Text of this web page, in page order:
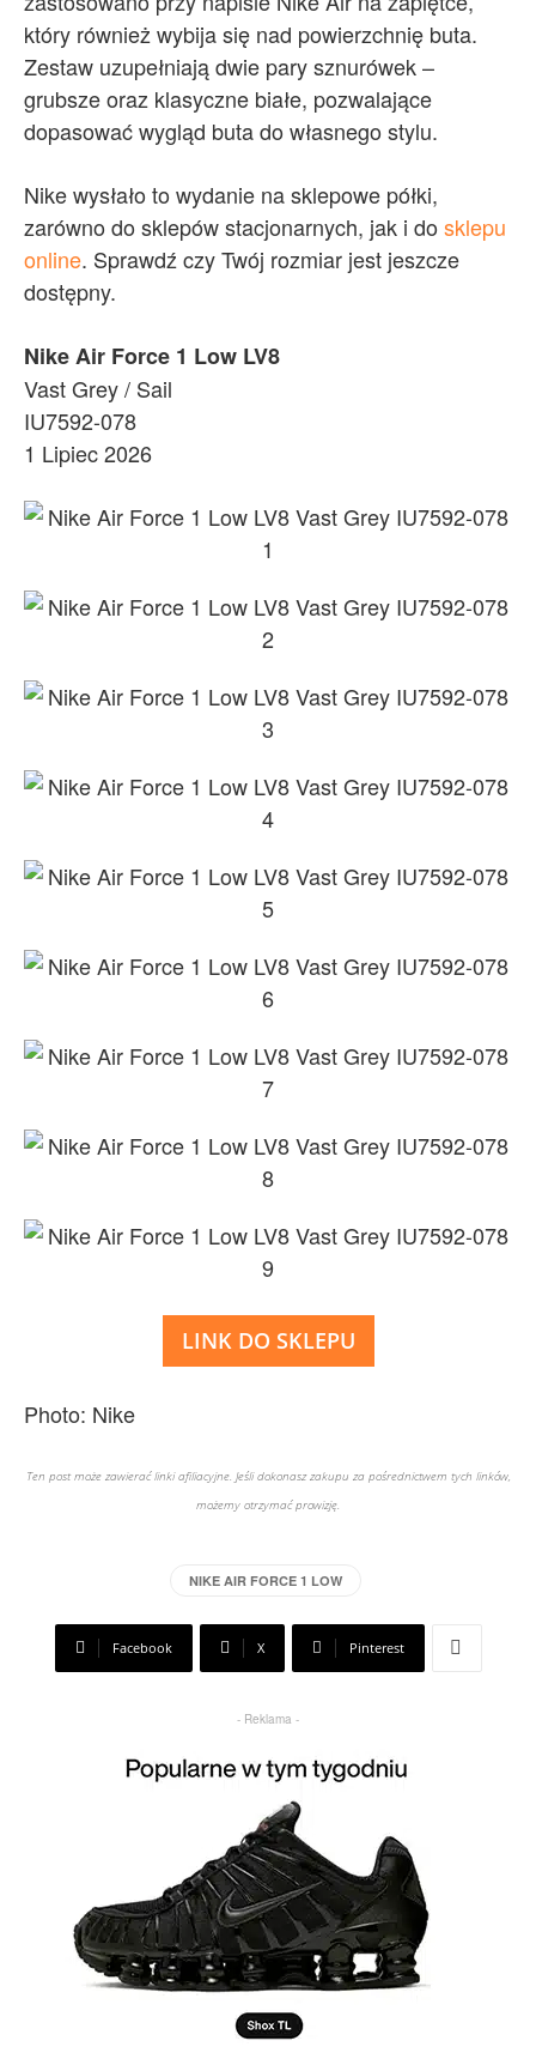
który również wybija się nad powierzchnię buta.
Zestaw uzupełniają dwie pary sznurówek –
grubsze oraz klasyczne białe, pozwalające
dopasować wygląd buta do własnego stylu.
Nike wysłało to wydanie na sklepowe półki,
zarówno do sklepów stacjonarnych, jak i do sklepu
online. Sprawdź czy Twój rozmiar jest jeszcze
dostępny.
Nike Air Force 1 Low LV8
Vast Grey / Sail
IU7592-078
1 Lipiec 2026
LINK DO SKLEPU
Photo: Nike
Ten post może zawierać linki afiliacyjne. Jeśli dokonasz zakupu za pośrednictwem tych linków,
możemy otrzymać prowizję.
NIKE AIR FORCE 1 LOW
Facebook X Pinterest
- Reklama -